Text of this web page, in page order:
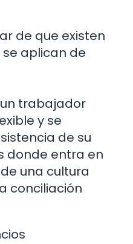
de que existen
aplican de
trabajador
y se
de su
donde entra en
una cultura
conciliación